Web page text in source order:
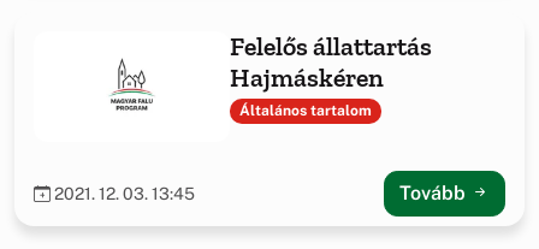
Felelős állattartás
Hajmáskéren
Általános tartalom
2021. 12. 03. 13:45 Tovább